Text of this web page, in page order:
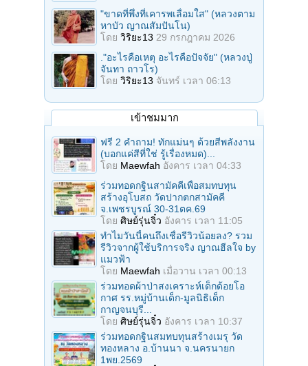
"ขาดที่พึ่งที่เคารพเลื่อมใส" (หลวงตาม
หาบัว ญาณสัมปันโน)
โดย วิริยะ13 29 กรกฎาคม 2026
."อะไรคือเหตุ อะไรคือปัจจัย" (หลวงปู่
จันทา ถาวโร)
โดย วิริยะ13 จันทร์ เวลา 06:13
เข้าชมมาก
ฟรี 2 คำถาม! ทักแม่นๆ ด้วยสีพลังงาน
(บอกแค่สีที่ใช่ รู้เรื่องหมด)...
โดย Maewfah อังคาร เวลา 04:33
ร่วมทอดกฐินสามัคคีเพื่อสมทบทุน
สร้างอุโบสถ วัดปากตกสามัคคี
จ.เพชรบูรณ์ 30-31ตค.69
โดย ศิษย์รุ่นจิ๋ว อังคาร เวลา 11:05
ทำไมวันนี้คนถึงเชื่อรีวิวน้อยลง? รวม
รีวิวจากผู้ใช้บริการจริง ญาณฮีลใจ by
แมวฟ้า
โดย Maewfah เมื่อวาน เวลา 00:13
ร่วมทอดผ้าป่าสงเคราะห์เด็กด้อยโอ
กาศ รร.หมู่บ้านเด็ก-มูลนิธิเด็ก
กาญจนบุรี...
โดย ศิษย์รุ่นจิ๋ว อังคาร เวลา 10:37
ร่วมทอดกฐินสมทบทุนสร้างเมรุ วัด
ทองหลาง อ.บ้านนา จ.นครนายก
1พย.2569